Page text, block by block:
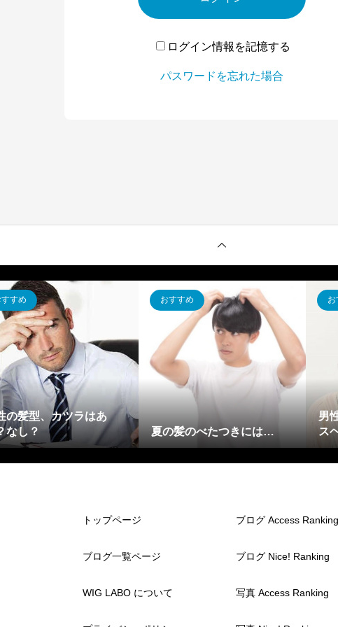
ログイン情報を記憶する
パスワードを忘れた場合
すすめ
の髪型、カツラはあ
なし？
おすすめ
夏の髪のべたつきには…
お
男
ス
トップページ
ブログ一覧ページ
WIG LABO について
ブログ Access Ranking
ブログ Nice! Ranking
写真 Access Ranking